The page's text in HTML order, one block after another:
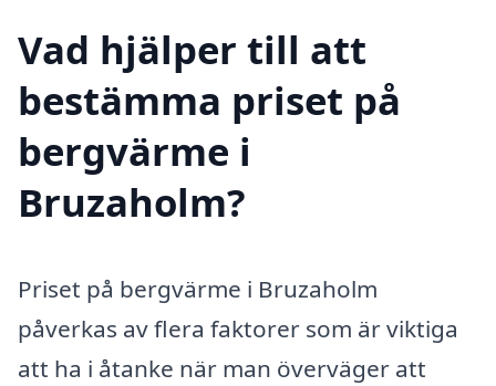
Vad hjälper till att
bestämma priset på
bergvärme i
Bruzaholm?
Priset på bergvärme i Bruzaholm
påverkas av flera faktorer som är viktiga
att ha i åtanke när man överväger att